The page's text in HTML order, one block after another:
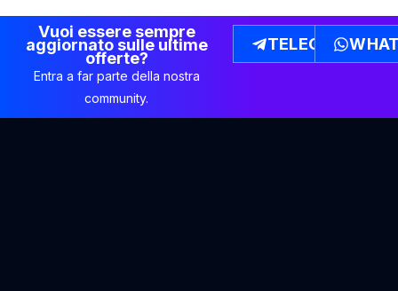
Vuoi essere sempre
aggiornato sulle ultime
offerte?
Entra a far parte della nostra
community.
TELEGRAM